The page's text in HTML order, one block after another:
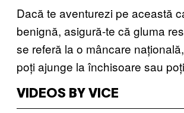
Dacă te aventurezi pe această
benignă, asigură-te că gluma
se referă la o mâncare
poți ajunge la închisoare sau
VIDEOS BY VICE